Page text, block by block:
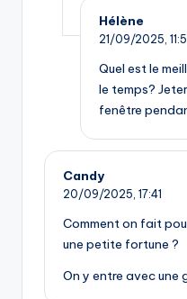
Hélène
21/09/2025,
Quel est le
le temps?
fenêtre
Candy
20/09/2025, 17:41
Comment on fait
une petite fortune ?
On y entre avec une